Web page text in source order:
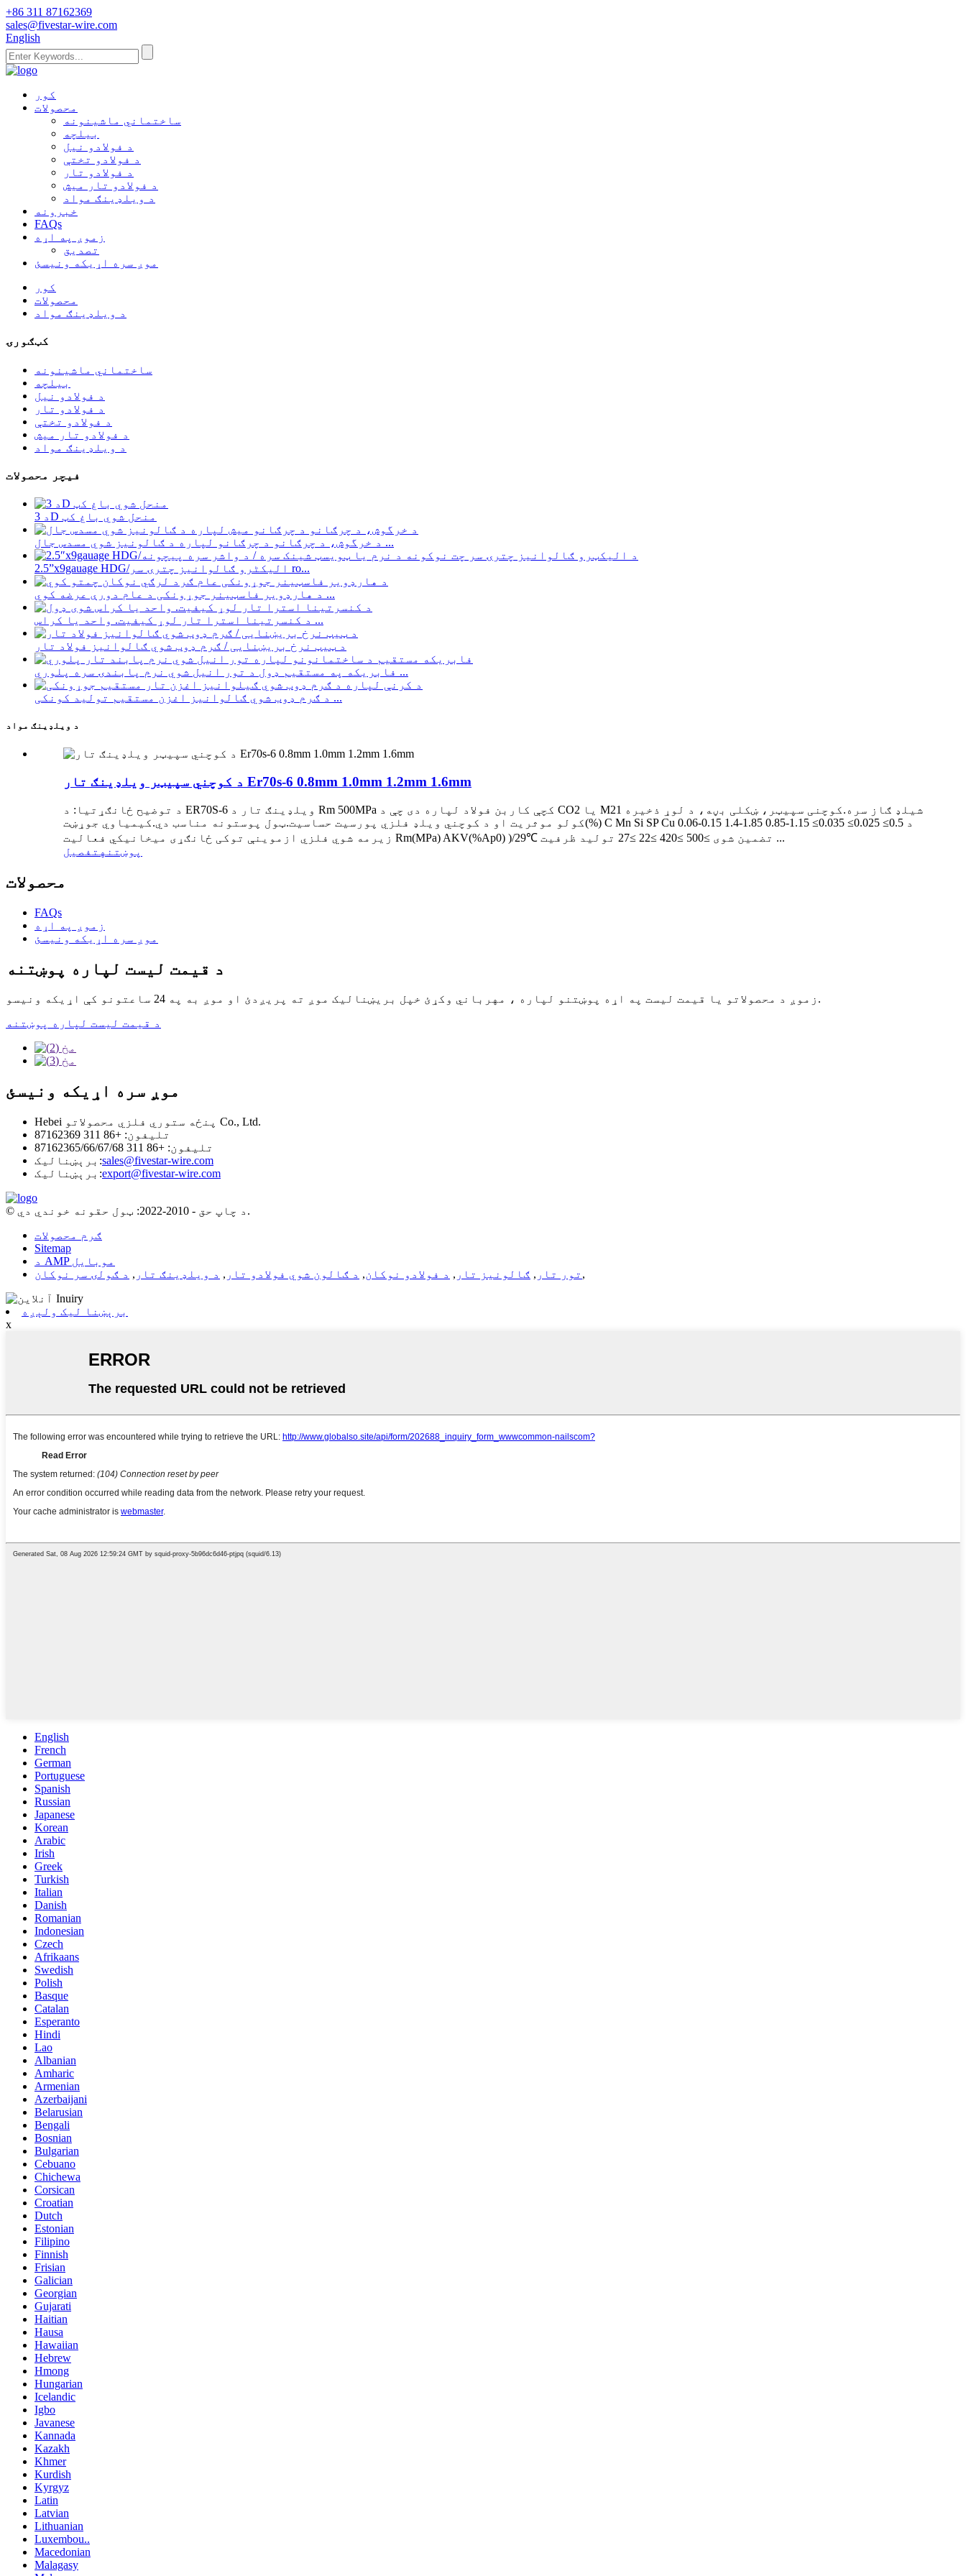
+86 311 87162369
sales@fivestar-wire.com
English
کور
محصولات
ساختماني ماشینونه
بیلچه
د فولادو نیل
د فولادو تختې
د فولادو تار
د فولادو تار میش
د ویلډینګ مواد
خبرونه
FAQs
زموږ په اړه
تصدیق
موږ سره اړیکه ونیسئ
کور
محصولات
د ویلډینګ مواد
کټګورۍ
ساختماني ماشینونه
بیلچه
د فولادو نیل
د فولادو تار
د فولادو تختې
د فولادو تار میش
د ویلډینګ مواد
فیچر محصولات
د 3D منحل شوي باغ کټ
د خرگوش، د چرګانو د چرګانو لپاره د ګالونیز شوي مسدس جال ...
2.5”x9gauage HDG/الیکٹرو ګالوانیز چترۍ سر ro...
د هارډویر فاسټینر جوړونکی د عام دورې عرضه کوي ...
د کنسرتینا استرا تار لوړ کیفیت. واحد یا کراس ...
د ټیټ نرخ بریښنایی / ګرم ډوب شوي ګالوانیز فولاد تار
فابریکه په مستقیم ډول د تور انیل شوي نرم پابندۍ سره پلوري ...
د ګرم ډوب شوي ګالوانیز اغزن مستقیم تولید کونکی ...
د ویلډینګ مواد
د کوچني سپیټر ویلډینګ تار Er70s-6 0.8mm 1.0mm 1.2mm 1.6mm
د توضیح ځانګړتیا: د ER70S-6 ویلډینګ تار د Rm 500MPa کچې کاربن فولاد لپاره دی چې د CO2 یا M21 شیلډ ګاز سره.کوچنی سپیټر، ښکلی بڼه، د لوړ ذخیره
کولو موثریت او د کوچني ویلډ فلزي پورسیت حساسیت.ټول پوستونه مناسب دي.کیمیاوي جوړښت(%) C Mn Si SP Cu 0.06-0.15 1.4-1.85 0.85-1.15 ≤0.035 ≤0.025 ≤0.5 د
زیرمه شوي فلزي ازموینې توکی ځانګړی میخانیکي فعالیت Rm(MPa) AKV(%Ap0) )/29℃ تضمین شوی ≥500 ≥420 ≥22 ≥27 تولید ظرفیت ...
پوښتنه تفصیل
محصولات
FAQs
زموږ په اړه
موږ سره اړیکه ونیسئ
د قیمت لیست لپاره پوښتنه
زموږ د محصولاتو یا قیمت لیست په اړه پوښتنو لپاره ، مهرباني وکړئ خپل بریښنالیک موږ ته پریږدئ او موږ به په 24 ساعتونو کې اړیکه ونیسو.
د قیمت لیست لپاره پوښتنه
موږ سره اړیکه ونیسئ
Hebei پنځه ستوري فلزي محصولاتو Co., Ltd.
تلیفون: +86 311 87162369
تلیفون: +86 311 87162365/66/67/68
برېښناليک:sales@fivestar-wire.com
برېښناليک:export@fivestar-wire.com
© د چاپ حق - 2010-2022: ټول حقونه خوندي دي.
ګرم محصولات
Sitemap
د AMP موبایل
تور تار , ګالونیز تار , د فولادو نوکان, د ګالون شوي فولادو تار , د ویلډینګ تار , د ګولۍ سر نوکان ,
برېښنا لیک ولېږه
x
English
French
German
Portuguese
Spanish
Russian
Japanese
Korean
Arabic
Irish
Greek
Turkish
Italian
Danish
Romanian
Indonesian
Czech
Afrikaans
Swedish
Polish
Basque
Catalan
Esperanto
Hindi
Lao
Albanian
Amharic
Armenian
Azerbaijani
Belarusian
Bengali
Bosnian
Bulgarian
Cebuano
Chichewa
Corsican
Croatian
Dutch
Estonian
Filipino
Finnish
Frisian
Galician
Georgian
Gujarati
Haitian
Hausa
Hawaiian
Hebrew
Hmong
Hungarian
Icelandic
Igbo
Javanese
Kannada
Kazakh
Khmer
Kurdish
Kyrgyz
Latin
Latvian
Lithuanian
Luxembou..
Macedonian
Malagasy